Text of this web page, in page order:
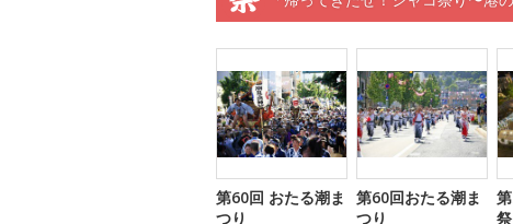
第60回 おたる潮ま
つり
第60回おたる潮ま
つり